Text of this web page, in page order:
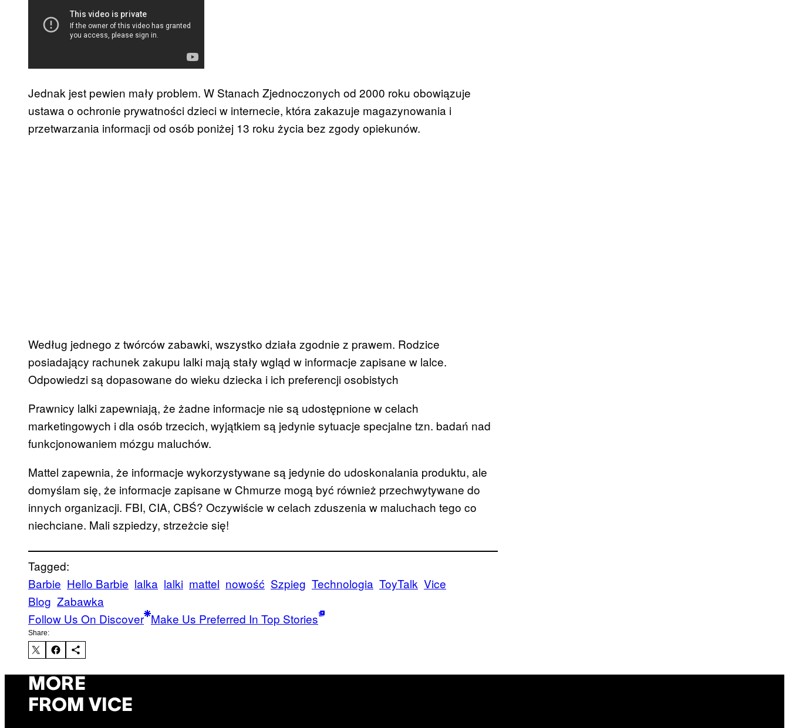
Jednak jest pewien mały problem. W Stanach Zjednoczonych od 2000 roku obowiązuje
ustawa o ochronie prywatności dzieci w internecie, która zakazuje magazynowania i
przetwarzania informacji od osób poniżej 13 roku życia bez zgody opiekunów.
Według jednego z twórców zabawki, wszystko działa zgodnie z prawem. Rodzice
posiadający rachunek zakupu lalki mają stały wgląd w informacje zapisane w lalce.
Odpowiedzi są dopasowane do wieku dziecka i ich preferencji osobistych
Prawnicy lalki zapewniają, że żadne informacje nie są udostępnione w celach
marketingowych i dla osób trzecich, wyjątkiem są jedynie sytuacje specjalne tzn. badań nad
funkcjonowaniem mózgu maluchów.
Mattel zapewnia, że informacje wykorzystywane są jedynie do udoskonalania produktu, ale
domyślam się, że informacje zapisane w Chmurze mogą być również przechwytywane do
innych organizacji. FBI, CIA, CBŚ? Oczywiście w celach zduszenia w maluchach tego co
niechciane. Mali szpiedzy, strzeżcie się!
Tagged:
Barbie Hello Barbie lalka lalki mattel nowość Szpieg Technologia ToyTalk Vice
Blog Zabawka
Follow Us On Discover Make Us Preferred In Top Stories
Share:
MORE
FROM VICE